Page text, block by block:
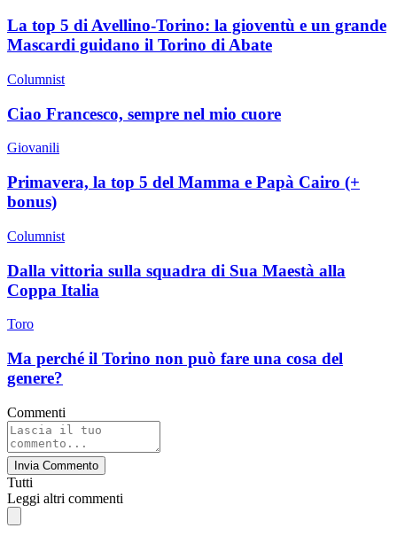
La top 5 di Avellino-Torino: la gioventù e un grande
Mascardi guidano il Torino di Abate
Columnist
Ciao Francesco, sempre nel mio cuore
Giovanili
Primavera, la top 5 del Mamma e Papà Cairo (+
bonus)
Columnist
Dalla vittoria sulla squadra di Sua Maestà alla
Coppa Italia
Toro
Ma perché il Torino non può fare una cosa del
genere?
Commenti
Invia Commento
Tutti
Leggi altri commenti